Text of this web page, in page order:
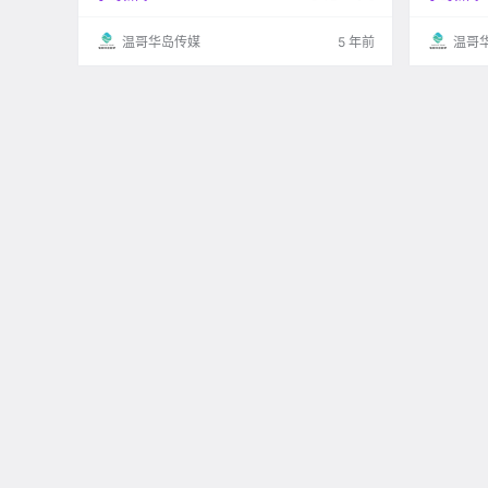
——维多利亚，一定能让你找到安.
温哥华岛传媒 5 年前 温哥